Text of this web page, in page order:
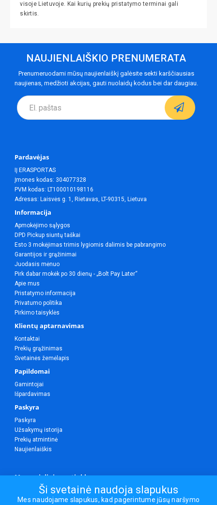
visoje Lietuvoje. Kai kurių prekių pristatymo terminai gali
skirtis.
NAUJIENLAIŠKIO PRENUMERATA
Prenumeruodami mūsų naujienlaiškį galėsite sekti karščiausias
naujienas, medžioti akcijas, gauti nuolaidų kodus bei dar daugiau.
Pardavėjas
IĮ ERASPORTAS
Įmones kodas: 304077328
PVM kodas: LT100010198116
Adresas: Laisvės g. 1, Rietavas, LT-90315, Lietuva
Informacija
Apmokėjimo sąlygos
DPD Pickup siuntų taškai
Esto 3 mokėjimas trimis lygiomis dalimis be pabrangimo
Garantijos ir grąžinimai
Juodasis mėnuo
Pirk dabar mokėk po 30 dienų - „Bolt Pay Later“
Apie mus
Pristatymo informacija
Privatumo politika
Pirkimo taisyklės
Klientų aptarnavimas
Kontaktai
Prekių grąžinimas
Svetainės žemėlapis
Papildomai
Gamintojai
Išpardavimas
Paskyra
Paskyra
Užsakymų istorija
Prekių atmintinė
Naujienlaiškis
Mes socialiniuose tinkluose
Ši svetainė naudoja slapukus
Mes naudojame slapukus, kad pagerintume jūsų naršymo